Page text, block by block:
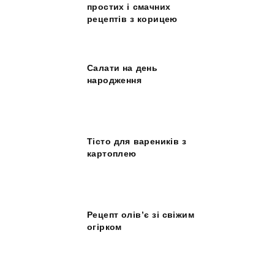
простих і смачних
рецептів з корицею
Салати на день
народження
Тісто для вареників з
картоплею
Рецепт олів’є зі свіжим
огірком